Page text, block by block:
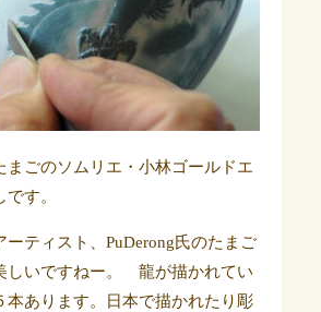
まごのソムリエ・小林ゴールドエ
す。
ーティスト、PuDerong氏のたまご
しいですねー。 龍が描かれてい
本あります。日本で描かれたり彫